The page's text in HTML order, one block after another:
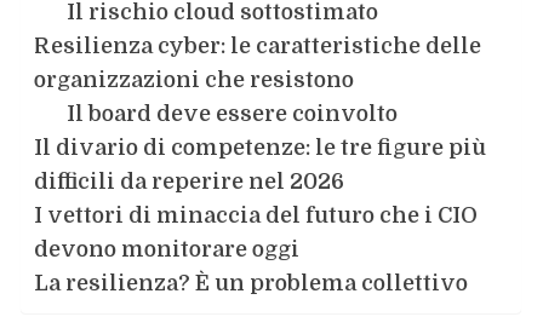
Il rischio cloud sottostimato
Resilienza cyber: le caratteristiche delle
organizzazioni che resistono
Il board deve essere coinvolto
Il divario di competenze: le tre figure più
difficili da reperire nel 2026
I vettori di minaccia del futuro che i CIO
devono monitorare oggi
La resilienza? È un problema collettivo